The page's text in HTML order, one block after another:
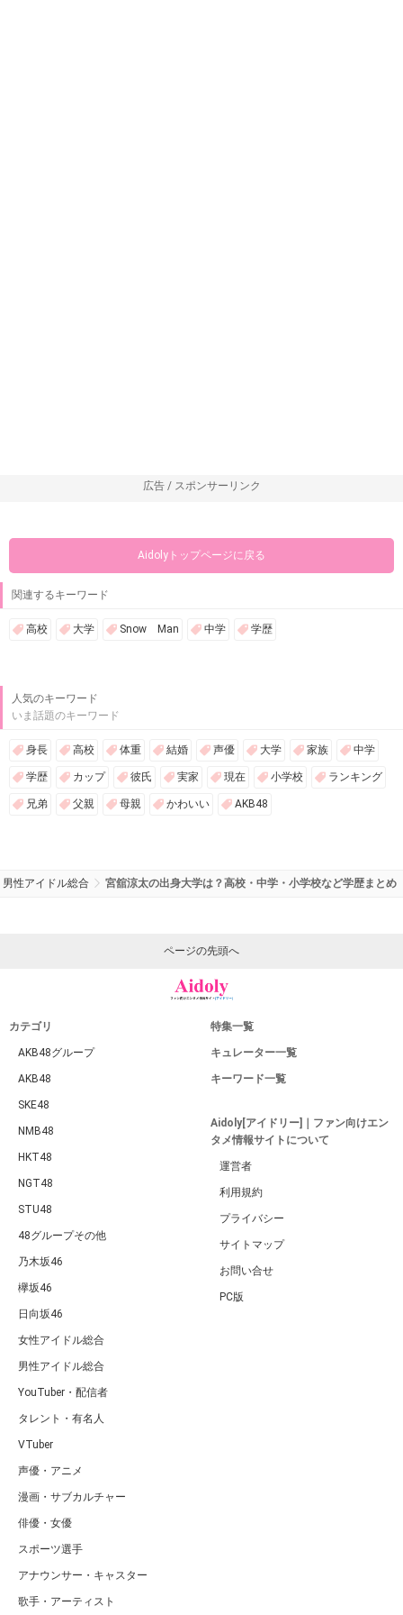
広告 / スポンサーリンク
Aidolyトップページに戻る
関連するキーワード
高校 大学 Snow Man 中学 学歴
人気のキーワード
いま話題のキーワード
身長 高校 体重 結婚 声優 大学 家族 中学
学歴 カップ 彼氏 実家 現在 小学校 ランキング
兄弟 父親 母親 かわいい AKB48
男性アイドル総合 宮舘涼太の出身大学は？高校・中学・小学校など学歴まとめ
ページの先頭へ
カテゴリ
AKB48グループ
AKB48
SKE48
NMB48
HKT48
NGT48
STU48
48グループその他
乃木坂46
欅坂46
日向坂46
女性アイドル総合
男性アイドル総合
YouTuber・配信者
タレント・有名人
VTuber
声優・アニメ
漫画・サブカルチャー
俳優・女優
スポーツ選手
アナウンサー・キャスター
歌手・アーティスト
特集一覧
キュレーター一覧
キーワード一覧
Aidoly[アイドリー]｜ファン向けエン
タメ情報サイトについて
運営者
利用規約
プライバシー
サイトマップ
お問い合せ
PC版